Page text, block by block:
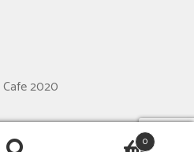
0
2020